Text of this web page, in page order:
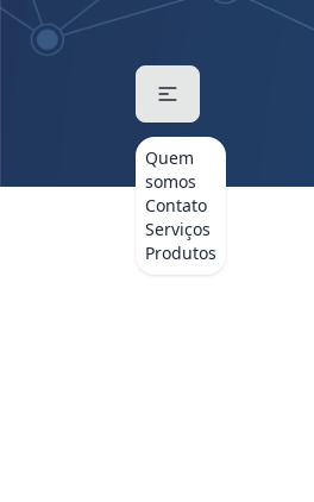
Quem
somos
Contato
Serviços
Produtos